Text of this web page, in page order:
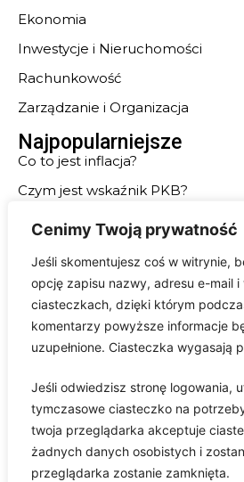
Cenimy Twoją prywatność
Jeśli skomentujesz coś w witrynie,
opcję zapisu nazwy, adresu e-mail
ciasteczkach, dzięki którym
komentarzy powyższe informacje
uzupełnione. Ciasteczka wygasają
Jeśli odwiedzisz stronę logowania,
tymczasowe ciasteczko na
twoja przeglądarka akceptuje
żadnych danych osobistych i
przeglądarka zostanie zamknięta.
Ekonomia
Inwestycje i Nieruchomości
Rachunkowość
Zarządzanie i Organizacja
Najpopularniejsze
Co to jest inflacja?
Czym jest wskaźnik PKB?
Kryzys gospodarczy 2008 roku
Czynniki wzrostu gospodarczego
Kryzys w Grecji
Style zarządzania
Strony
Mapa Strony
Polityka Prywatności